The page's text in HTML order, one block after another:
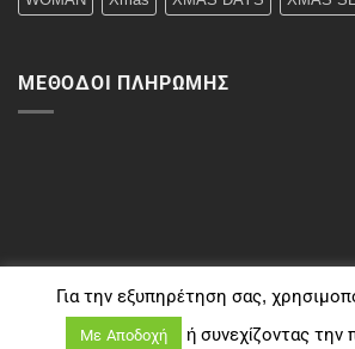
ΜΈΘΟΔΟΙ ΠΛΗΡΩΜΉΣ
Για την εξυπηρέτηση σας,
Με Αποδοχή ή συνεχίζοντας την